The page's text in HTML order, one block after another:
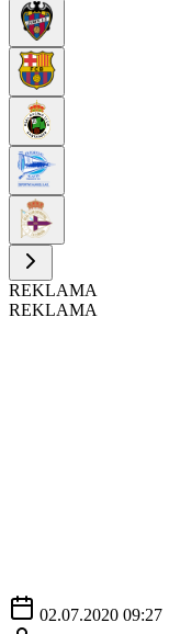
REKLAMA
REKLAMA
02.07.2020 09:27